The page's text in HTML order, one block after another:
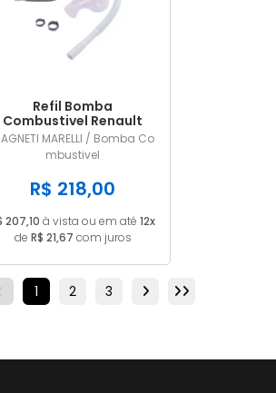
Refil Bomba
Combustivel Renault
Logan 1.0 2008 a 2017
MM224A
MARELLI / Bomba Co
mbustivel
R$ 218,00
207,10 à vista ou em até 12x
de R$ 21,67 com juros
1 2 3